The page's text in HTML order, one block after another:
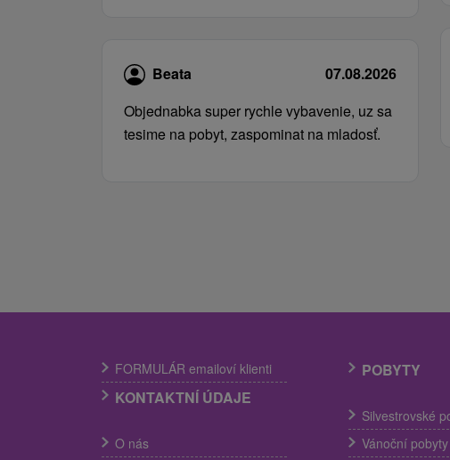
Beata
07.08.2026
Objednabka super rychle vybavenie, uz sa
tesime na pobyt, zaspominat na mladosť.
FORMULÁR emailoví klienti
KONTAKTNÍ ÚDAJE
O nás
POBYTY
Silvestrovské
Vánoční pobyty